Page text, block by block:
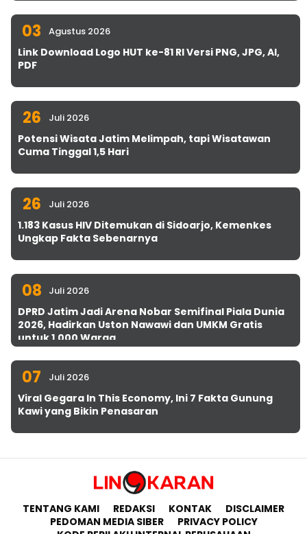
03 Agustus 2026
Link Download Logo HUT ke-81 RI Versi PNG, JPG, AI,
PDF
26 Juli 2026
Potensi Wisata Jatim Melimpah, tapi Wisatawan
Cuma Tinggal 1,5 Hari
26 Juli 2026
1.183 Kasus HIV Ditemukan di Sidoarjo, Kemenkes
Ungkap Fakta Sebenarnya
08 Juli 2026
DPRD Jatim Jadi Arena Nobar Semifinal Piala Dunia
2026, Hadirkan Uston Nawawi dan UMKM Gratis
untuk 1.000 Warga
07 Juli 2026
Viral Gegara In This Economy, Ini 7 Fakta Gunung
Kawi yang Bikin Penasaran
TENTANG KAMI REDAKSI KONTAK
DISCLAIMER
PEDOMAN MEDIA SIBER
PRIVACY POLICY